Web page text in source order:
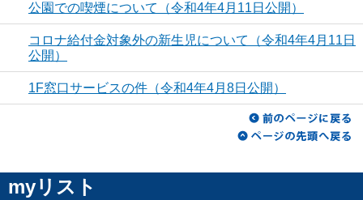
公園での喫煙について（令和4年4月11日公開）
コロナ給付金対象外の新生児について（令和4年4月11日
公開）
1F窓口サービスの件（令和4年4月8日公開）
myリスト